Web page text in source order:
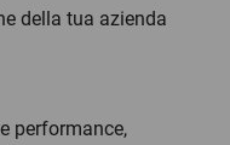
della tua azienda
performance,